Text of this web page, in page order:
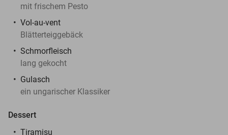
mit frischem Pesto
Vol-au-vent
Blätterteiggebäck
Schmorfleisch
lang gekocht
Gulasch
ein ungarischer Klassiker
Dessert
Tiramisu